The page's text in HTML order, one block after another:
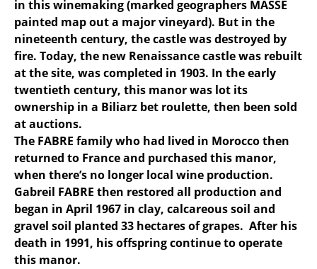
in this winemaking (marked geographers MASSE
painted map out a major vineyard). But in the
nineteenth century, the castle was destroyed by
fire. Today, the new Renaissance castle was rebuilt
at the site, was completed in 1903. In the early
twentieth century, this manor was lot its
ownership in a Biliarz bet roulette, then been sold
at auctions.
The FABRE family who had lived in Morocco then
returned to France and purchased this manor,
when there’s no longer local wine production.
Gabreil FABRE then restored all production and
began in April 1967 in clay, calcareous soil and
gravel soil planted 33 hectares of grapes. After his
death in 1991, his offspring continue to operate
this manor.